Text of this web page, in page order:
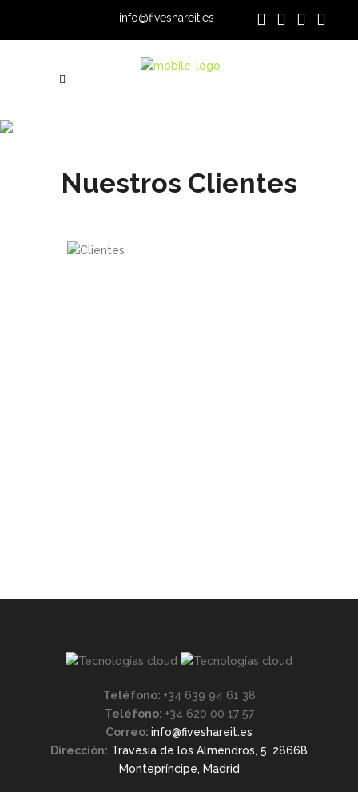
info@fiveshareit.es
Nuestros Clientes
Teléfono: +34 639 94 61 38
Teléfono: +34 620 00 17 57
Correo: info@fiveshareit.es
Dirección: Travesía de los Almendros, 5, 28668
Montepríncipe, Madrid